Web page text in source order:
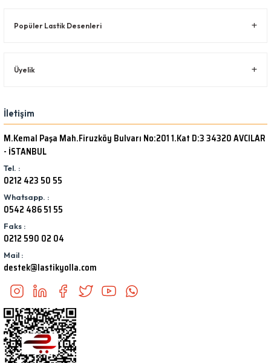
Popüler Lastik Desenleri
Üyelik
İletişim
M.Kemal Paşa Mah.Firuzköy Bulvarı No:201 1.Kat D:3 34320 AVCILAR
- İSTANBUL
Tel. :
0212 423 50 55
Whatsapp. :
0542 486 51 55
Faks :
0212 590 02 04
Mail :
destek@lastikyolla.com